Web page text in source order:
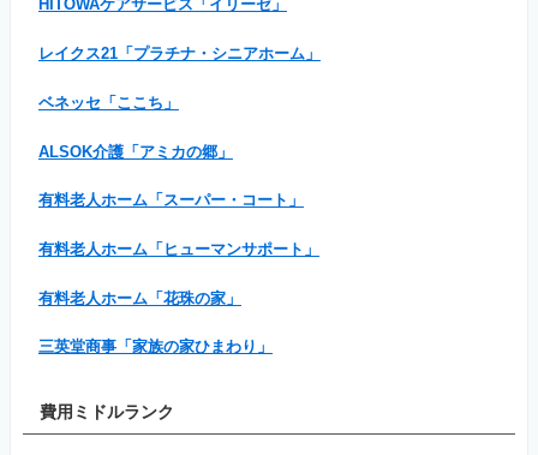
HITOWAケアサービス「イリーゼ」
レイクス21「プラチナ・シニアホーム」
ベネッセ「ここち」
ALSOK介護「アミカの郷」
有料老人ホーム「スーパー・コート」
有料老人ホーム「ヒューマンサポート」
有料老人ホーム「花珠の家」
三英堂商事「家族の家ひまわり」
費用ミドルランク